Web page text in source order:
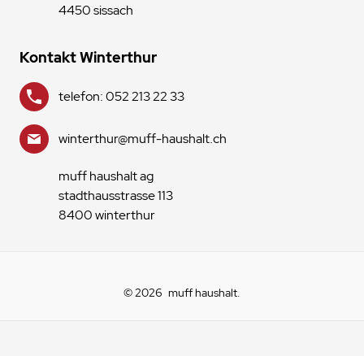
4450 sissach
Kontakt Winterthur
telefon: 052 213 22 33
winterthur@muff-haushalt.ch
muff haushalt ag
stadthausstrasse 113
8400 winterthur
© 2026 muff haushalt.